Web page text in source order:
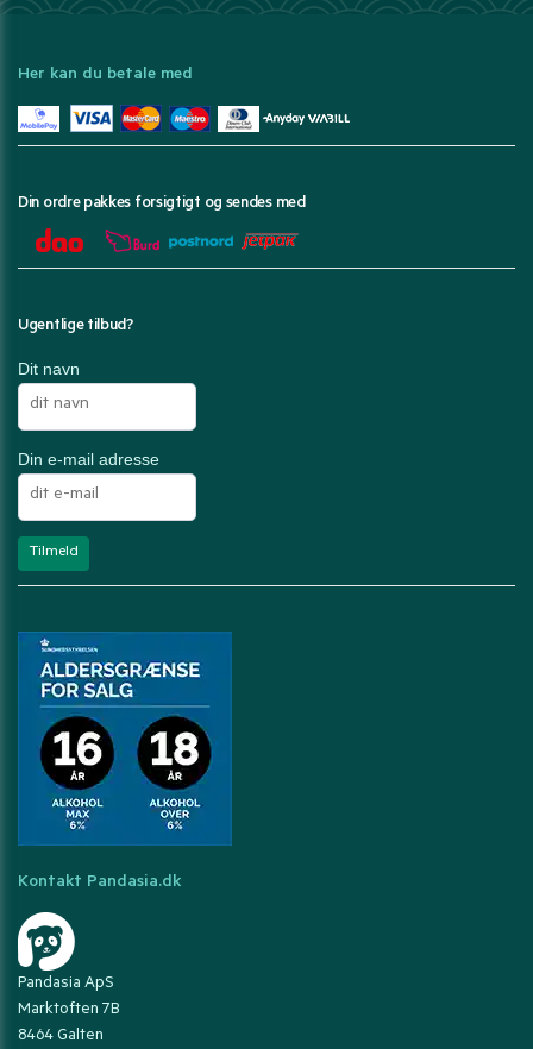
Her kan du betale med
Din ordre pakkes forsigtigt og sendes med
Ugentlige tilbud?
Dit navn
Din e-mail adresse
Kontakt Pandasia.dk
Pandasia ApS
Marktoften 7B
8464 Galten